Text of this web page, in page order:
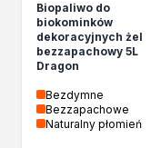
Biopaliwo do
biokominków
dekoracyjnych żel
bezzapachowy 5L
Dragon
Bezdymne
Bezzapachowe
Naturalny płomień